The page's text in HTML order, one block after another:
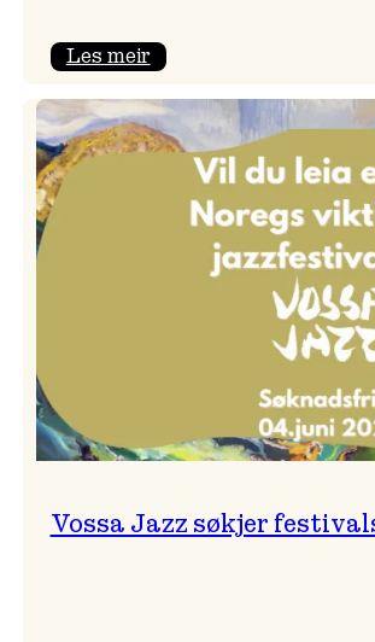
Les meir:
Vossa Jazz søkjer